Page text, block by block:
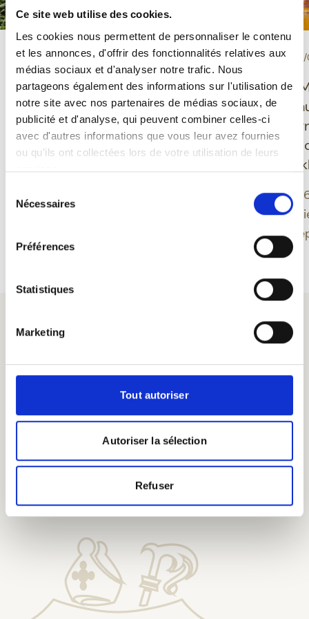
Ce site web utilise des cookies.
Les cookies nous permettent de personnaliser le contenu
et les annonces, d'offrir des fonctionnalités relatives aux
médias sociaux et d'analyser notre trafic. Nous
partageons également des informations sur l'utilisation de
notre site avec nos partenaires de médias sociaux, de
publicité et d'analyse, qui peuvent combiner celles-ci
avec d'autres informations que vous leur avez fournies
ou qu'ils ont collectées lors de votre utilisation de leurs
services.
Nécessaires
Préférences
Statistiques
Marketing
Tout autoriser
Autoriser la sélection
Refuser
PROEVERIJ-10/06/2026
Grisette Bio glutenvrij:
een Belgisch bier dat
plezier, evenwicht en
moderniteit verenigt
Grisette biedt een
Belgisch bier door
integreren in een
verankerd is in een
brouwkennis.
EVENEMENT-
Ducasse de
Feuillien
nieuwe
geïnspireerd
Montoise
Een editie
band tussen
erfgoed
Proef onze bieren bij onze